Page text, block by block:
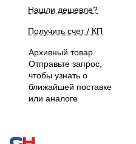
Нашли дешевле?
Получить счет / КП
Архивный товар.
Отправьте запрос,
чтобы узнать о
ближайшей поставке
или аналоге